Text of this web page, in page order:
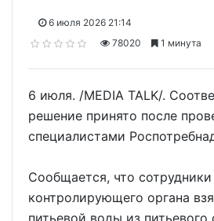
6 июля 2026 21:14
78020
1 минута
6 июля. /MEDIA TALK/.
решение принято после
специалистами
Сообщается, что сотрудники
контролирующего органа